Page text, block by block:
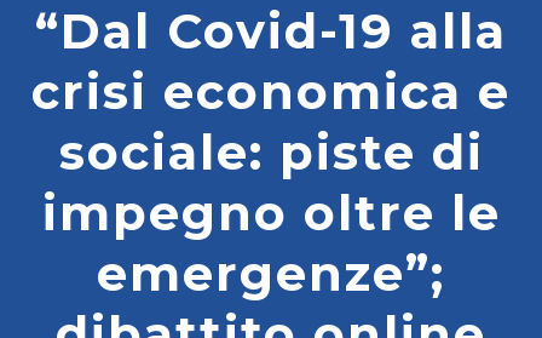
“Dal Covid-19 alla
crisi economica e
sociale: piste di
impegno oltre le
emergenze”;